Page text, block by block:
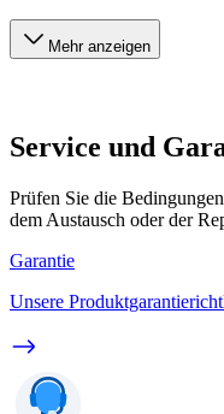
Mehr anzeigen
Service und
Prüfen Sie die
dem Austausch oder der
Garantie
Unsere